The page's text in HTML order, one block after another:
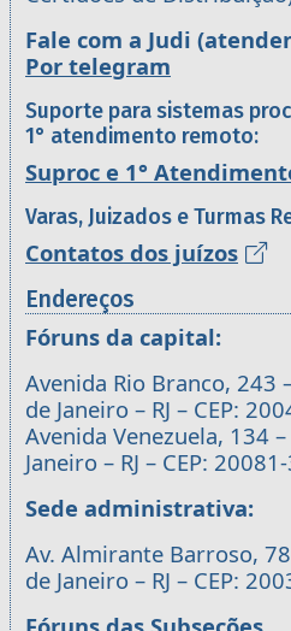
Fale com a Judi
Por telegram
Suporte para sistemas
1° atendimento remoto:
Suproc e 1°
Varas, Juizados e Turmas
Contatos dos juízos
Endereços
Fóruns da capital:
Avenida Rio Branco, 243
de Janeiro – RJ – CEP:
Avenida Venezuela, 134
Janeiro – RJ – CEP:
Sede administrativa:
Av. Almirante Barroso,
de Janeiro – RJ – CEP: